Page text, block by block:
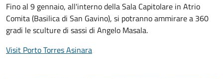
Fino al 9 gennaio, all'interno della Sala Capitolare in Atrio
Comita (Basilica di San Gavino), si potranno ammirare a 360
gradi le sculture di sassi di Angelo Masala.
Visit Porto Torres Asinara